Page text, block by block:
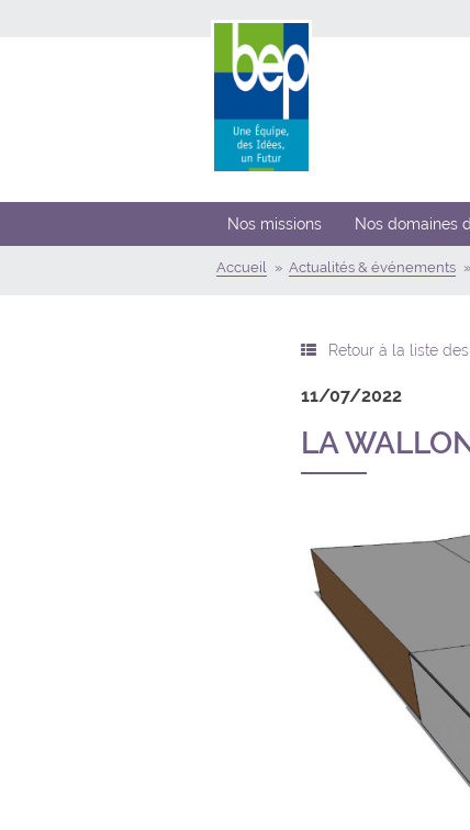
Nos missions Nos domaines
Accueil Actualités & événements
Retour à la liste
11/07/2022
LA